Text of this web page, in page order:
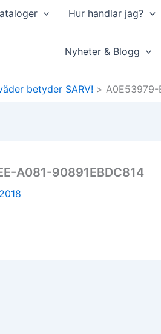
Hur handlar jag?
Nyheter & Blogg
betyder SARV! A0E53979-
A081-90891EBDC814